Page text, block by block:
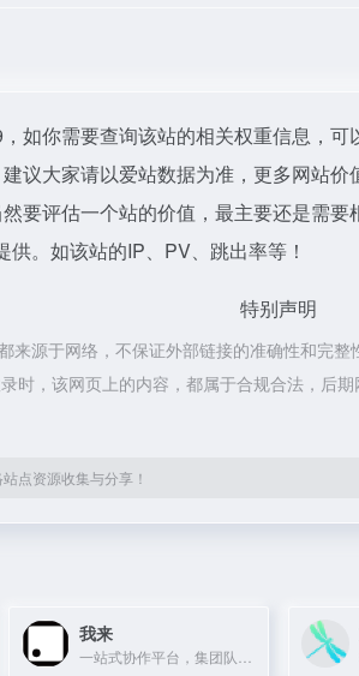
如你需要查询该站的相关权重信息，可
议大家请以爱站数据为准，更多网站
要评估一个站的价值，最主要还是需
。如该站的IP、PV、跳出率等！
特别声明
来源于网络，不保证外部链接的准确性和完
时，该网页上的内容，都属于合规合法，后
点资源收集与分享！
我来